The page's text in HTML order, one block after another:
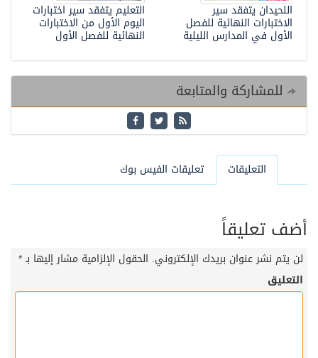
التعليم يتفقد سير اختبارات
اليوم الأول من الاختبارات
النهائية للفصل الأول
اللحيدان يتفقد سير
الاختبارات النهائية للفصل
الأول في المدارس الليلية
للمشاركة والمتابعة
التعليقات تعليقات الفيس بوك
أضف تعليقاً
لن يتم نشر عنوان بريدك الإلكتروني. الحقول الإلزامية مشار إليها بـ*
التعليق